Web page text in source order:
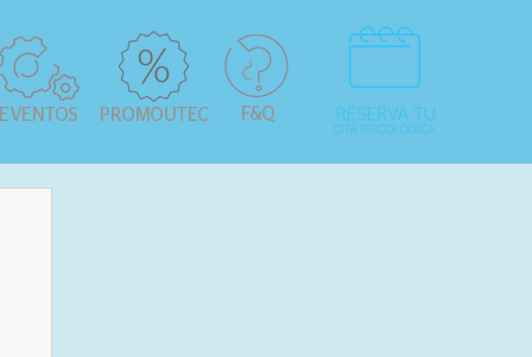
EVENTOS PROMOUTEC F&Q